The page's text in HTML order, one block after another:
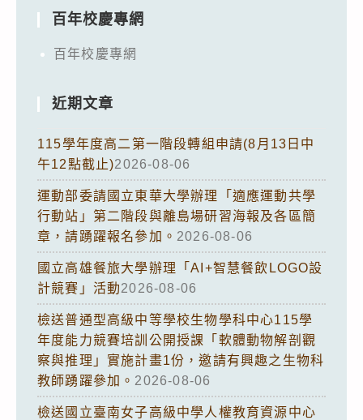
百年校慶專網
百年校慶專網
近期文章
115學年度高二第一階段轉組申請(8月13日中
午12點截止)2026-08-06
運動部委請國立東華大學辦理「適應運動共學
行動站」第二階段與離島場研習海報及各區簡
章，請踴躍報名參加。 2026-08-06
國立高雄餐旅大學辦理「AI+智慧餐飲LOGO設
計競賽」活動2026-08-06
檢送普通型高級中等學校生物學科中心115學
年度能力競賽培訓公開授課「軟體動物解剖觀
察與推理」實施計畫1份，邀請有興趣之生物科
教師踴躍參加。 2026-08-06
檢送國立臺南女子高級中學人權教育資源中心